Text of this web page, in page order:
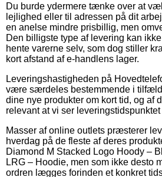
Du burde ydermere tænke over at
lejlighed eller til adressen på dit
en anelse mindre prisbillig, men
Den billigste type af levering kan
hente varerne selv, som dog stiller
kort afstand af e-handlens lager.
Leveringshastigheden på
være særdeles bestemmende i
dine nye produkter om kort tid, og af
relevant at vi ser
Masser af online outlets præsterer
hverdag på de fleste af deres
Diamond M Stacked Logo Hoody –
LRG – Hoodie, men som ikke desto
ordren lægges forinden et konkret